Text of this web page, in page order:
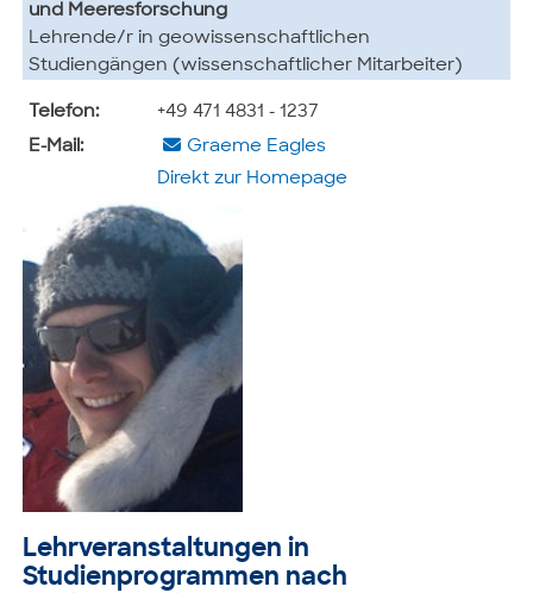
und Meeresforschung
Lehrende/r in geowissenschaftlichen
Studiengängen (wissenschaftlicher Mitarbeiter)
Telefon:
+49 471 4831 - 1237
E-Mail:
Graeme Eagles
Direkt zur Homepage
Lehrveranstaltungen in
Studienprogrammen nach